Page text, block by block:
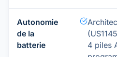
Autonomie
de la
batterie
4 piles